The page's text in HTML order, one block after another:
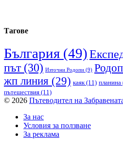
Тагове
България (49)
път(30) Източни Родопи (9)
жп линия (29) каяк(11) планина
пътешествия (11)
© 2026 Пътеводител на
За нас
Условия за ползване
За реклама